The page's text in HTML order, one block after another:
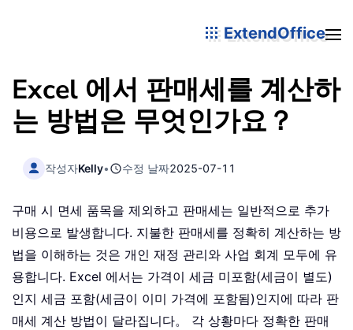
ExtendOffice
Excel 에서 판매세를 계산하
는 방법은 무엇인가요？
작성자Kelly• 수정 날짜2025-07-11
구매 시 면세 품목을 제외하고 판매세는 일반적으로 추가
비용으로 발생합니다. 지불한 판매세를 정확히 계산하는 방
법을 이해하는 것은 개인 재정 관리와 사업 회계 모두에 유
용합니다. Excel 에서는 가격이 세금 미포함(세금이 별도)
인지 세금 포함(세금이 이미 가격에 포함됨)인지에 따라 판
매세 계산 방법이 달라집니다。 각 상황마다 정확한 판매